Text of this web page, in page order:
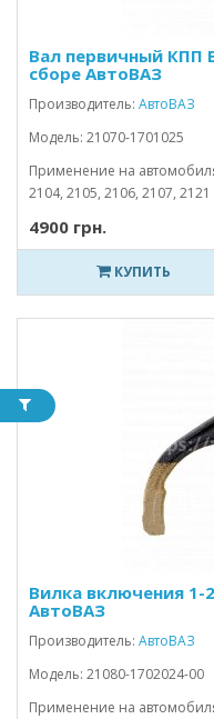
Вал первичный КПП
сборе АвтоВАЗ
Производитель: АвтоВАЗ
Модель: 21070-1701025
Применение на
2104, 2105, 2106, 2107,
4900 грн.
КУПИТЬ
Вилка включения 1-
АвтоВАЗ
Производитель: АвтоВАЗ
Модель: 21080-1702024-00
Применение на